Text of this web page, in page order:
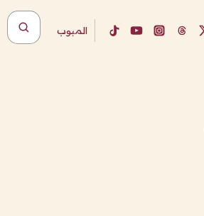
المبوب